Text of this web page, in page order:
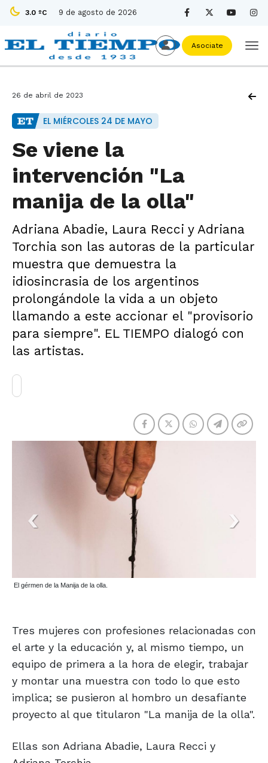
3.0 ºC 9 de agosto de 2026
Asociate
26 de abril de 2023
EL MIÉRCOLES 24 DE MAYO
Se viene la
intervención "La
manija de la olla"
Adriana Abadie, Laura Recci y Adriana
Torchia son las autoras de la particular
muestra que demuestra la
idiosincrasia de los argentinos
prolongándole la vida a un objeto
llamando a este accionar el "provisorio
para siempre". EL TIEMPO dialogó con
las artistas.
El gérmen de la Manija de la olla.
Tres mujeres con profesiones relacionadas con
el arte y la educación y, al mismo tiempo, un
equipo de primera a la hora de elegir, trabajar
y montar una muestra con todo lo que esto
implica; se pusieron al hombro un desafiante
proyecto al que titularon "La manija de la olla".
Ellas son Adriana Abadie, Laura Recci y